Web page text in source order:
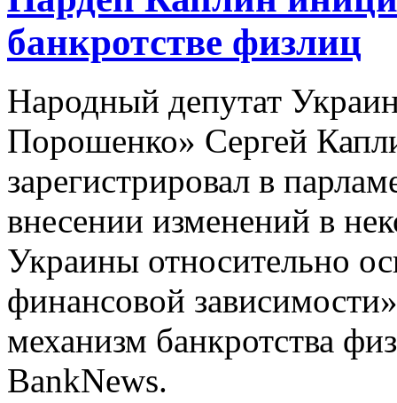
банкротстве физлиц
Народный депутат
Порошенко» Сергей
зарегистрировал в
внесении изменений в
Украины относительно
финансовой
механизм банкротства
BankNews.